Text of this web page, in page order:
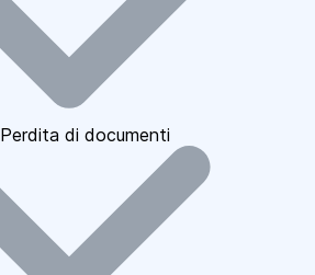
Perdita di documenti